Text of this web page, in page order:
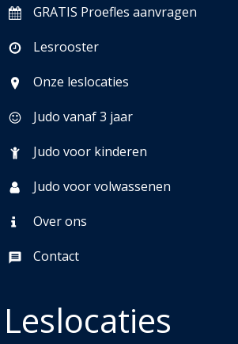
GRATIS Proefles aanvragen
Lesrooster
Onze leslocaties
Judo vanaf 3 jaar
Judo voor kinderen
Judo voor volwassenen
Over ons
Contact
Leslocaties